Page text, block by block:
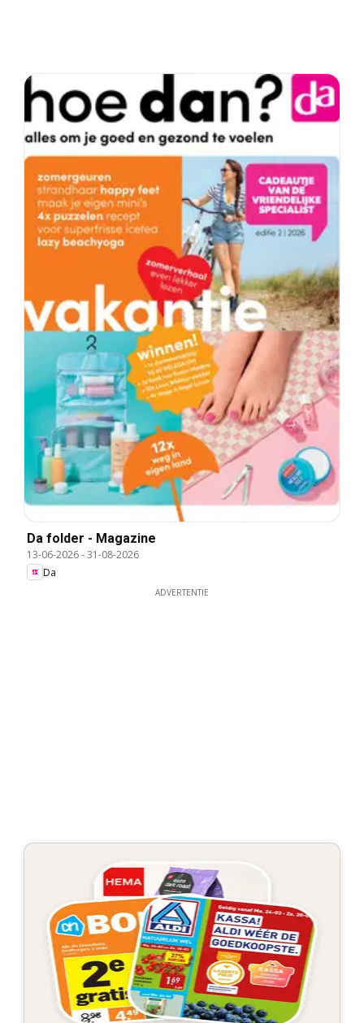
Da folder - Magazine
13-06-2026-31-08-2026
Da
ADVERTENTIE